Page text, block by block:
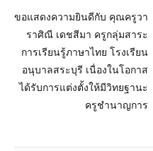
ขอแสดงความยินดีกับ คุณครูวา
ราศิณี เดชสีมา ครูกลุ่มสาระ
การเรียนรู้ภาษาไทย โรงเรียน
อนุบาลสระบุรี เนื่องในโอกาส
ได้รับการแต่งตั้งให้มีวิทยฐานะ
ครูชำนาญการ